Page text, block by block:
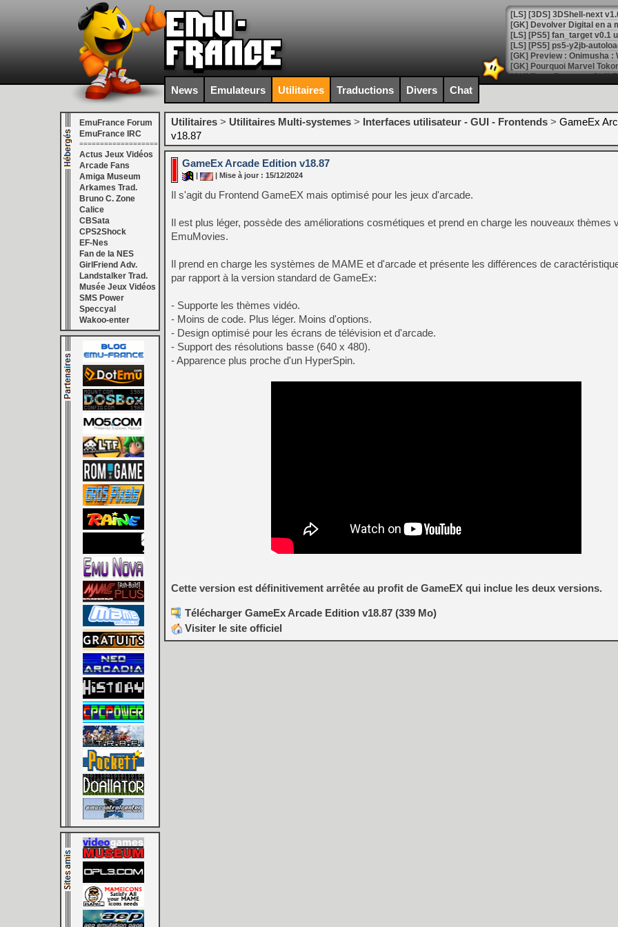
[GK] Devolver Digital en a
[LS] [PS5] ps5-y2jb-
[GK] Pourquoi Marvel
[GK] Test : Restory : Chill
[GK] GTA 6 : Rockstar
[GK] Hot Wheels Infinite
[GK] Mémoire cash -
[GK] Résultats Nintendo :
[GK] Déjà des
[Mo5] Brickboy cherche à
[GK] Minecraft et ses «
[GK] Beast of
[GK] Ubisoft : fin de partie
[GK] Mémoire cash -
[GK] Dan Houser (GTA)
[GK] Comment EA Sports
[GK] Crimson Moon : un
[GK] Isle of Reveries : le
[GK] Moonlighter 2 : The
[GK] Capcom relance
[Mo5] Deux inédits du
[GK] Le beat'em up The
[GK] Endless Legend 2 :
[LS] [PS5] Le WebKit
[GK] Oubliez Crazy Taxi,
[LS] [Switch] NSZ 5.0.0
[GK] No More Room in
[GK] Agenda - GeForce
News Emulateurs Utilitaires Traductions Divers Chat
EmuFrance Forum
EmuFrance IRC
===================
Actus Jeux Vidéos
Arcade Fans
Amiga Museum
Arkames Trad.
Bruno C. Zone
Calice
CBSata
CPS2Shock
EF-Nes
Fan de la NES
GirlFriend Adv.
Landstalker Trad.
Musée Jeux Vidéos
SMS Power
Speccyal
Wakoo-enter
Utilitaires > Utilitaires Multi-systemes > Interfaces utilisateur - GUI - Frontends > GameEx
v18.87
GameEx Arcade Edition v18.87
| Mise à jour : 15/12/2024
Il s'agit du Frontend GameEX mais optimisé pour les jeux d'arcade.
Il est plus léger, possède des améliorations cosmétiques et prend en charge les nouveaux thèmes
EmuMovies.
Il prend en charge les systèmes de MAME et d'arcade et présente les différences de
par rapport à la version standard de GameEx:
- Supporte les thèmes vidéo.
- Moins de code. Plus léger. Moins d'options.
- Design optimisé pour les écrans de télévision et d'arcade.
- Support des résolutions basse (640 x 480).
- Apparence plus proche d'un HyperSpin.
Cette version est définitivement arrêtée au profit de GameEX qui inclue les deux versions.
Télécharger GameEx Arcade Edition v18.87 (339 Mo)
Visiter le site officiel